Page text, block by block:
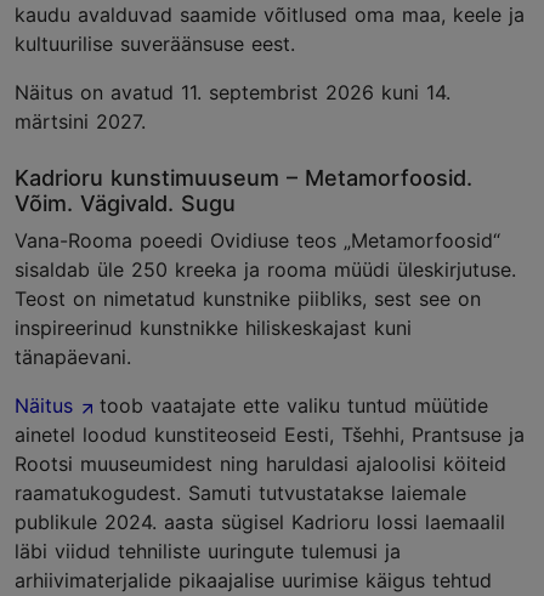
kaudu avalduvad saamide võitlused oma maa, keele ja
kultuurilise suveräänsuse eest.
Näitus on avatud 11. septembrist 2026 kuni 14.
märtsini 2027.
Kadrioru kunstimuuseum – Metamorfoosid.
Võim. Vägivald. Sugu
Vana-Rooma poeedi Ovidiuse teos „Metamorfoosid“
sisaldab üle 250 kreeka ja rooma müüdi üleskirjutuse.
Teost on nimetatud kunstnike piibliks, sest see on
inspireerinud kunstnikke hiliskeskajast kuni
tänapäevani.
Näitus
toob vaatajate ette valiku tuntud müütide
ainetel loodud kunstiteoseid Eesti, Tšehhi, Prantsuse ja
Rootsi muuseumidest ning haruldasi ajaloolisi köiteid
raamatukogudest. Samuti tutvustatakse laiemale
publikule 2024. aasta sügisel Kadrioru lossi laemaalil
läbi viidud tehniliste uuringute tulemusi ja
arhiivimaterjalide pikaajalise uurimise käigus tehtud